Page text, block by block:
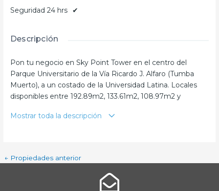
Seguridad 24 hrs ✔
Descripción
Pon tu negocio en Sky Point Tower en el centro del
Parque Universitario de la Vía Ricardo J. Alfaro (Tumba
Muerto), a un costado de la Universidad Latina. Locales
disponibles entre 192.89m2, 133.61m2, 108.97m2 y
garantía del promotor) Especificaciones del Área
(Fase de entrega- Torre 100) • Planta eléctrica total para el
área comercial • Poder adquisitivo: Medio alto •
Estacionamientos asignados para los locales
Mostrar toda la descripción
← Propiedades anterior